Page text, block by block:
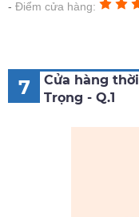
Điểm cửa hàng:
7
Cửa hàng
Trọng - Q.1